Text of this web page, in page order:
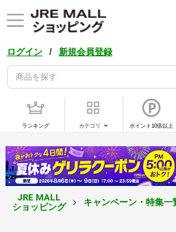
ログイン / 新規会員登録
ランキング カテゴリ ポイント10倍以上
JRE MALL
ショッピング
キャンペーン・特集一